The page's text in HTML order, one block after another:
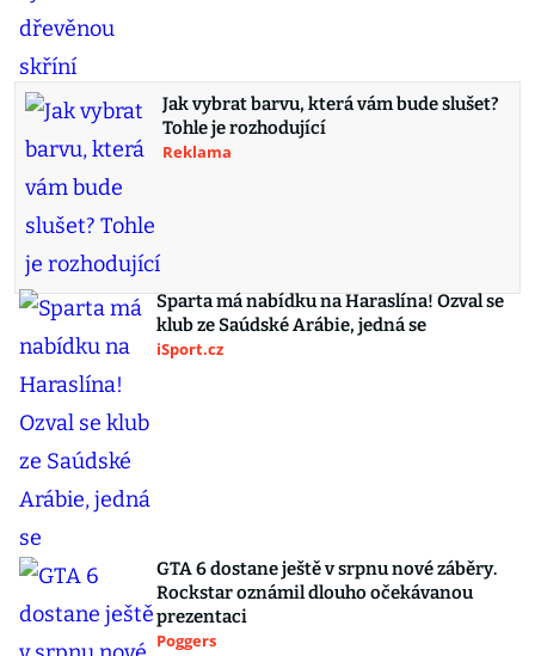
Jak vybrat barvu, která vám bude slušet?
Tohle je rozhodující
Reklama
Sparta má nabídku na Haraslína! Ozval se
klub ze Saúdské Arábie, jedná se
iSport.cz
GTA 6 dostane ještě v srpnu nové záběry.
Rockstar oznámil dlouho očekávanou
prezentaci
Poggers